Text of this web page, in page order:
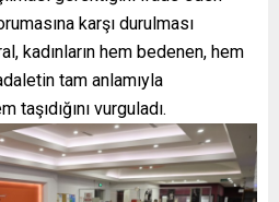
karşı durulması
kadınların hem bedenen, hem
tam anlamıyla
taşıdığını vurguladı.